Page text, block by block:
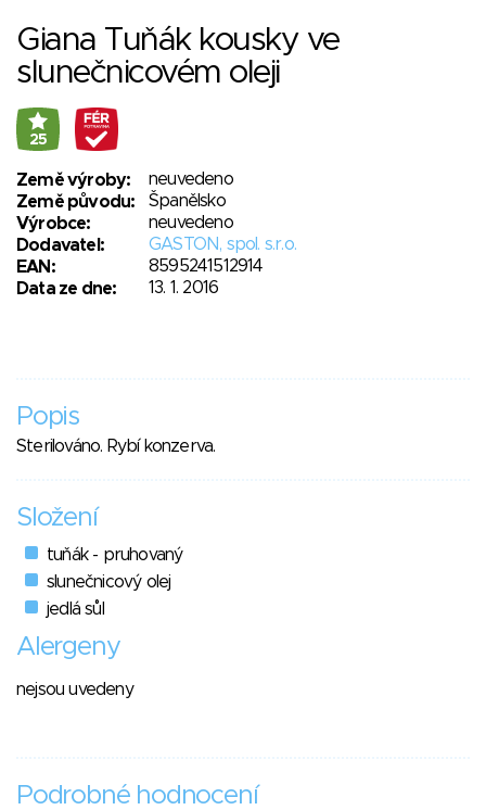
Giana Tuňák kousky ve
slunečnicovém oleji
25
Země výroby:
neuvedeno
Země původu:
Španělsko
Výrobce:
neuvedeno
Dodavatel:
GASTON, spol. s.r.o.
EAN:
8595241512914
Data ze dne:
13. 1. 2016
Popis
Sterilováno. Rybí konzerva.
Složení
tuňák - pruhovaný
slunečnicový olej
jedlá sůl
Alergeny
nejsou uvedeny
Podrobné hodnocení